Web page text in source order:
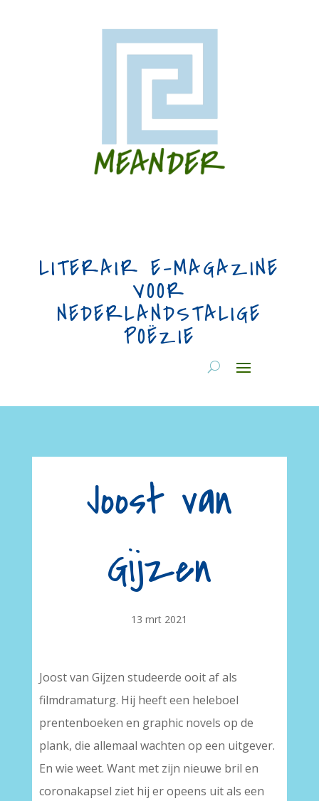
LITERAIR E-MAGAZINE
VOOR
NEDERLANDSTALIGE
POËZIE
Joost van
Gijzen
13 mrt 2021
Joost van Gijzen studeerde ooit af als
filmdramaturg. Hij heeft een heleboel
prentenboeken en graphic novels op de
plank, die allemaal wachten op een uitgever.
En wie weet. Want met zijn nieuwe bril en
coronakapsel ziet hij er opeens uit als een